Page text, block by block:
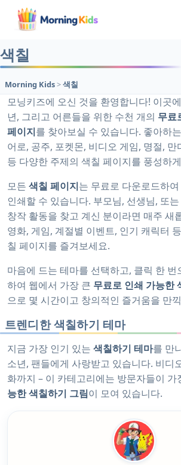
색칠
Morning Kids>색칠
모닝키즈에 오신 것을 환영합니다! 이곳
년, 그리고 어른들을 위한 수천 개의 무료
페이지를 찾아보실 수 있습니다. 좋아하
어로, 공주, 포켓몬, 비디오 게임, 명절, 만
등 다양한 주제의 색칠 페이지를 풍성하
모든 색칠 페이지는 무료로 다운로드하
인쇄할 수 있습니다. 부모님, 선생님, 또
창작 활동을 찾고 계신 분이라면 매주 새
영화, 게임, 계절별 이벤트, 인기 캐릭터
칠 페이지를 즐겨보세요.
마음에 드는 테마를 선택하고, 클릭 한 번
하여 웹에서 가장 큰 무료로 인쇄 가능한
으로 몇 시간이고 창의적인 즐거움을 만
트렌디한 색칠하기 테마
지금 가장 인기 있는 색칠하기 테마를 만
소년, 팬들에게 사랑받고 있습니다. 비디
화까지 – 이 카테고리에는 방문자들이 가
능한 색칠하기 그림이 모여 있습니다.